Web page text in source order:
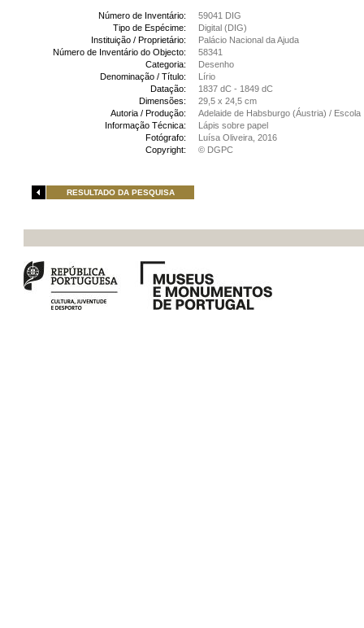
Número de Inventário:
59041 DIG
Tipo de Espécime:
Digital (DIG)
Instituição / Proprietário:
Palácio Nacional da Ajuda
Número de Inventário do Objecto:
58341
Categoria:
Desenho
Denominação / Título:
Lírio
Datação:
1837 dC - 1849 dC
Dimensões:
29,5 x 24,5 cm
Autoria / Produção:
Adelaide de Habsburgo (Áustria) / Escola
Informação Técnica:
Lápis sobre papel
Fotógrafo:
Luísa Oliveira, 2016
Copyright:
© DGPC
RESULTADO DA PESQUISA